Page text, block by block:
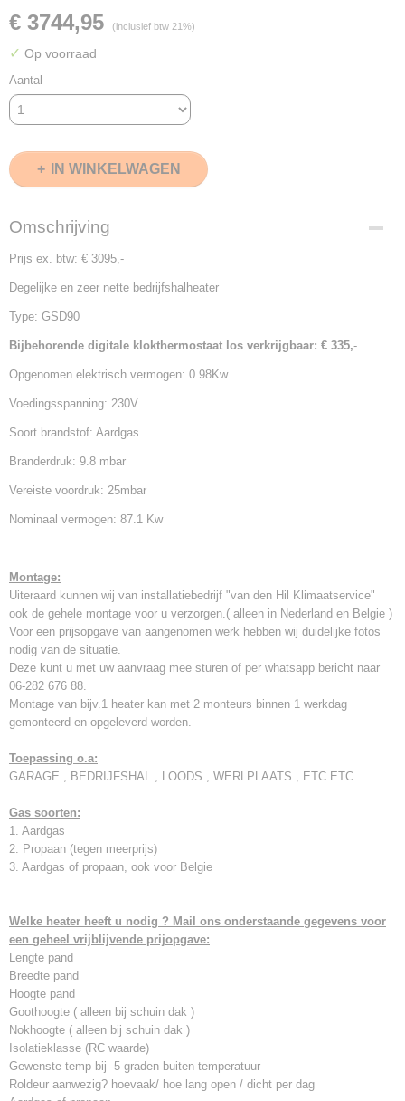
€ 3744,95 (inclusief btw 21%)
✓ Op voorraad
Aantal
IN WINKELWAGEN
Omschrijving
Prijs ex. btw: € 3095,-
Degelijke en zeer nette bedrijfshalheater
Type: GSD90
Bijbehorende digitale klokthermostaat los verkrijgbaar: € 335,-
Opgenomen elektrisch vermogen: 0.98Kw
Voedingsspanning: 230V
Soort brandstof: Aardgas
Branderdruk: 9.8 mbar
Vereiste voordruk: 25mbar
Nominaal vermogen: 87.1 Kw
Montage:
Uiteraard kunnen wij van installatiebedrijf "van den Hil Klimaatservice"
ook de gehele montage voor u verzorgen.( alleen in Nederland en Belgie )
Voor een prijsopgave van aangenomen werk hebben wij duidelijke fotos
nodig van de situatie.
Deze kunt u met uw aanvraag mee sturen of per whatsapp bericht naar
06-282 676 88.
Montage van bijv.1 heater kan met 2 monteurs binnen 1 werkdag
gemonteerd en opgeleverd worden.
Toepassing o.a:
GARAGE , BEDRIJFSHAL , LOODS , WERLPLAATS , ETC.ETC.
Gas soorten:
1. Aardgas
2. Propaan (tegen meerprijs)
3. Aardgas of propaan, ook voor Belgie
Welke heater heeft u nodig ? Mail ons onderstaande gegevens voor
een geheel vrijblijvende prijopgave:
Lengte pand
Breedte pand
Hoogte pand
Goothoogte ( alleen bij schuin dak )
Nokhoogte ( alleen bij schuin dak )
Isolatieklasse (RC waarde)
Gewenste temp bij -5 graden buiten temperatuur
Roldeur aanwezig? hoevaak/ hoe lang open / dicht per dag